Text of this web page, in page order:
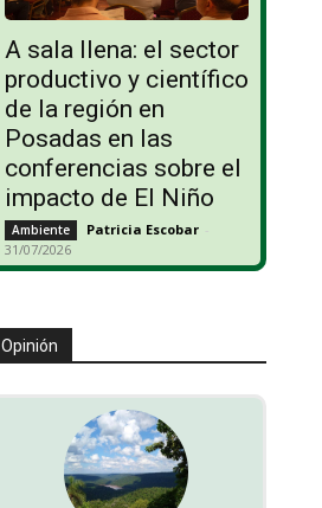
A sala llena: el sector
productivo y científico
de la región en
Posadas en las
conferencias sobre el
impacto de El Niño
Ambiente Patricia Escobar -
31/07/2026
Opinión